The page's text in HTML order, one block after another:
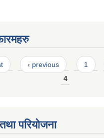
‹ previous 1
4
परियोजना